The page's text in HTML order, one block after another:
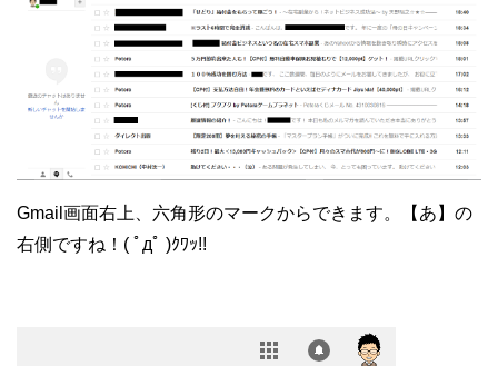
Gmail画面右上、六角形のマークからできます。【あ】の
右側ですね！( ﾟдﾟ )ｸﾜｯ!!